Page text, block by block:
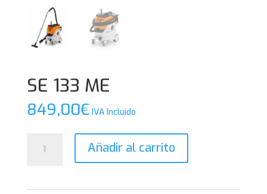
SE 133 ME
849,00€ IVA Incluido
Añadir al carrito